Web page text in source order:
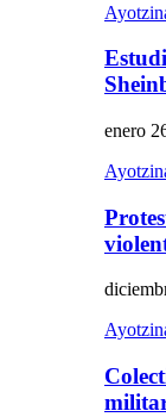
enero